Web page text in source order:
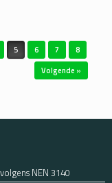
5 6 7
8
Volgende »
NEN 3140